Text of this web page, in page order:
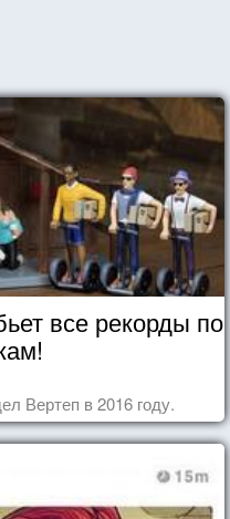
все рекорды по
Вертеп в 2016 году.